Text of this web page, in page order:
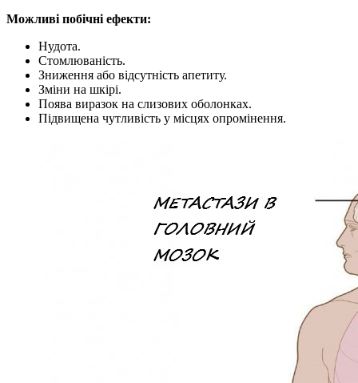
Можливі побічні ефекти:
Нудота.
Стомлюваність.
Зниження або відсутність апетиту.
Зміни на шкірі.
Поява виразок на слизових оболонках.
Підвищена чутливість у місцях опромінення.